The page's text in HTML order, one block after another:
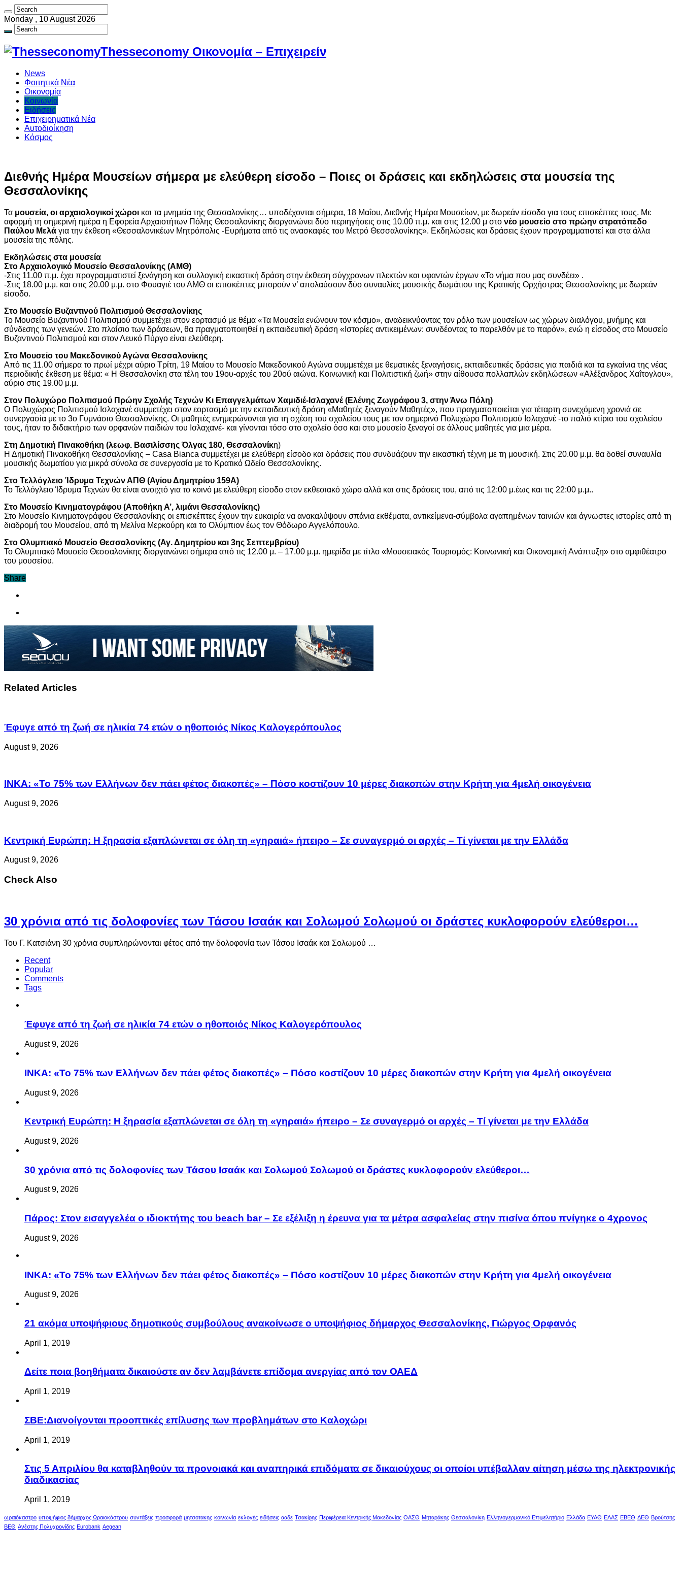
Monday , 10 August 2026
Thesseconomy Οικονομία – Επιχειρείν
News
Φοιτητικά Νέα
Οικονομία
Κοινωνία
Ειδήσεις
Επιχειρηματικά Νέα
Αυτοδιοίκηση
Κόσμος
Διεθνής Ημέρα Μουσείων σήμερα με ελεύθερη είσοδο – Ποιες οι δράσεις και εκδηλώσεις στα μουσεία της
Θεσσαλονίκης
Τα μουσεία, οι αρχαιολογικοί χώροι και τα μνημεία της Θεσσαλονίκης… υποδέχονται σήμερα, 18 Μαΐου, Διεθνής Ημέρα Μουσείων, με δωρεάν είσοδο για τους επισκέπτες τους. Με
αφορμή τη σημερινή ημέρα η Εφορεία Αρχαιοτήτων Πόλης Θεσσαλονίκης διοργανώνει δύο περιηγήσεις στις 10.00 π.μ. και στις 12.00 μ στο νέο μουσείο στο πρώην στρατόπεδο
Παύλου Μελά για την έκθεση «Θεσσαλονικέων Μητρόπολις -Ευρήματα από τις ανασκαφές του Μετρό Θεσσαλονίκης». Εκδηλώσεις και δράσεις έχουν προγραμματιστεί και στα άλλα
μουσεία της πόλης.
Εκδηλώσεις στα μουσεία
Στο Αρχαιολογικό Μουσείο Θεσσαλονίκης (ΑΜΘ)
-Στις 11.00 π.μ. έχει προγραμματιστεί ξενάγηση και συλλογική εικαστική δράση στην έκθεση σύγχρονων πλεκτών και υφαντών έργων «Το νήμα που μας συνδέει» .
-Στις 18.00 μ.μ. και στις 20.00 μ.μ. στο Φουαγιέ του ΑΜΘ οι επισκέπτες μπορούν ν’ απολαύσουν δύο συναυλίες μουσικής δωμάτιου της Κρατικής Ορχήστρας Θεσσαλονίκης με δωρεάν
είσοδο.
Στο Μουσείο Βυζαντινού Πολιτισμού Θεσσαλονίκης
Το Μουσείο Βυζαντινού Πολιτισμού συμμετέχει στον εορτασμό με θέμα «Τα Μουσεία ενώνουν τον κόσμο», αναδεικνύοντας τον ρόλο των μουσείων ως χώρων διαλόγου, μνήμης και
σύνδεσης των γενεών. Στο πλαίσιο των δράσεων, θα πραγματοποιηθεί η εκπαιδευτική δράση «Ιστορίες αντικειμένων: συνδέοντας το παρελθόν με το παρόν», ενώ η είσοδος στο Μουσείο
Βυζαντινού Πολιτισμού και στον Λευκό Πύργο είναι ελεύθερη.
Στο Μουσείο του Μακεδονικού Αγώνα Θεσσαλονίκης
Από τις 11.00 σήμερα το πρωί μέχρι αύριο Τρίτη, 19 Μαίου το Μουσείο Μακεδονικού Αγώνα συμμετέχει με θεματικές ξεναγήσεις, εκπαιδευτικές δράσεις για παιδιά και τα εγκαίνια της νέας
περιοδικής έκθεση με θέμα: « Η Θεσσαλονίκη στα τέλη του 19ου-αρχές του 20ού αιώνα. Κοινωνική και Πολιτιστική ζωή» στην αίθουσα πολλαπλών εκδηλώσεων «Αλέξανδρος Χαΐτογλου»,
αύριο στις 19.00 μ.μ.
Στον Πολυχώρο Πολιτισμού Πρώην Σχολής Τεχνών Κι Επαγγελμάτων Χαμιδιέ-Ισλαχανέ (Ελένης Ζωγράφου 3, στην Άνω Πόλη)
Ο Πολυχώρος Πολιτισμού Ισλαχανέ συμμετέχει στον εορτασμό με την εκπαιδευτική δράση «Μαθητές ξεναγούν Μαθητές», που πραγματοποιείται για τέταρτη συνεχόμενη χρονιά σε
συνεργασία με το 3ο Γυμνάσιο Θεσσαλονίκης. Οι μαθητές ενημερώνονται για τη σχέση του σχολείου τους με τον σημερινό Πολυχώρο Πολιτισμού Ισλαχανέ -το παλιό κτίριο του σχολείου
τους, ήταν το διδακτήριο των ορφανών παιδιών του Ισλαχανέ- και γίνονται τόσο στο σχολείο όσο και στο μουσείο ξεναγοί σε άλλους μαθητές για μια μέρα.
Στη Δημοτική Πινακοθήκη (λεωφ. Βασιλίσσης Όλγας 180, Θεσσαλονίκη)
Η Δημοτική Πινακοθήκη Θεσσαλονίκης – Casa Bianca συμμετέχει με ελεύθερη είσοδο και δράσεις που συνδυάζουν την εικαστική τέχνη με τη μουσική. Στις 20.00 μ.μ. θα δοθεί συναυλία
μουσικής δωματίου για μικρά σύνολα σε συνεργασία με το Κρατικό Ωδείο Θεσσαλονίκης.
Στο Τελλόγλειο Ίδρυμα Τεχνών ΑΠΘ (Αγίου Δημητρίου 159Α)
Το Τελλόγλειο Ίδρυμα Τεχνών θα είναι ανοιχτό για το κοινό με ελεύθερη είσοδο στον εκθεσιακό χώρο αλλά και στις δράσεις του, από τις 12:00 μ.έως και τις 22:00 μ.μ..
Στο Μουσείο Κινηματογράφου (Αποθήκη Α’, λιμάνι Θεσσαλονίκης)
Στο Μουσείο Κινηματογράφου Θεσσαλονίκης οι επισκέπτες έχουν την ευκαιρία να ανακαλύψουν σπάνια εκθέματα, αντικείμενα-σύμβολα αγαπημένων ταινιών και άγνωστες ιστορίες από τη
διαδρομή του Μουσείου, από τη Μελίνα Μερκούρη και το Ολύμπιον έως τον Θόδωρο Αγγελόπουλο.
Στο Ολυμπιακό Μουσείο Θεσσαλονίκης (Αγ. Δημητρίου και 3ης Σεπτεμβρίου)
Το Ολυμπιακό Μουσείο Θεσσαλονίκης διοργανώνει σήμερα από τις 12.00 μ. – 17.00 μ.μ. ημερίδα με τίτλο «Μουσειακός Τουρισμός: Κοινωνική και Οικονομική Ανάπτυξη» στο αμφιθέατρο
του μουσείου.
Share
Related Articles
Έφυγε από τη ζωή σε ηλικία 74 ετών ο ηθοποιός Νίκος Καλογερόπουλος
August 9, 2026
ΙΝΚΑ: «Το 75% των Ελλήνων δεν πάει φέτος διακοπές» – Πόσο κοστίζουν 10 μέρες διακοπών στην Κρήτη για 4μελή οικογένεια
August 9, 2026
Κεντρική Ευρώπη: Η ξηρασία εξαπλώνεται σε όλη τη «γηραιά» ήπειρο – Σε συναγερμό οι αρχές – Τί γίνεται με την Ελλάδα
August 9, 2026
Check Also
30 χρόνια από τις δολοφονίες των Τάσου Ισαάκ και Σολωμού Σολωμού οι δράστες κυκλοφορούν ελεύθεροι…
Του Γ. Κατσιάνη 30 χρόνια συμπληρώνονται φέτος από την δολοφονία των Τάσου Ισαάκ και Σολωμού …
Recent
Popular
Comments
Tags
Έφυγε από τη ζωή σε ηλικία 74 ετών ο ηθοποιός Νίκος Καλογερόπουλος
August 9, 2026
ΙΝΚΑ: «Το 75% των Ελλήνων δεν πάει φέτος διακοπές» – Πόσο κοστίζουν 10 μέρες διακοπών στην Κρήτη για 4μελή οικογένεια
August 9, 2026
Κεντρική Ευρώπη: Η ξηρασία εξαπλώνεται σε όλη τη «γηραιά» ήπειρο – Σε συναγερμό οι αρχές – Τί γίνεται με την Ελλάδα
August 9, 2026
30 χρόνια από τις δολοφονίες των Τάσου Ισαάκ και Σολωμού Σολωμού οι δράστες κυκλοφορούν ελεύθεροι…
August 9, 2026
Πάρος: Στον εισαγγελέα ο ιδιοκτήτης του beach bar – Σε εξέλιξη η έρευνα για τα μέτρα ασφαλείας στην πισίνα όπου πνίγηκε ο 4χρονος
August 9, 2026
ΙΝΚΑ: «Το 75% των Ελλήνων δεν πάει φέτος διακοπές» – Πόσο κοστίζουν 10 μέρες διακοπών στην Κρήτη για 4μελή οικογένεια
August 9, 2026
21 ακόμα υποψήφιους δημοτικούς συμβούλους ανακοίνωσε ο υποψήφιος δήμαρχος Θεσσαλονίκης, Γιώργος Ορφανός
April 1, 2019
Δείτε ποια βοηθήματα δικαιούστε αν δεν λαμβάνετε επίδομα ανεργίας από τον ΟΑΕΔ
April 1, 2019
ΣΒΕ:Διανοίγονται προοπτικές επίλυσης των προβλημάτων στο Καλοχώρι
April 1, 2019
Στις 5 Απριλίου θα καταβληθούν τα προνοιακά και αναπηρικά επιδόματα σε δικαιούχους οι οποίοι υπέβαλλαν αίτηση μέσω της ηλεκτρονικής
διαδικασίας
April 1, 2019
ωραιόκαστρο υποψήφιος δήμαρχος Ωραιοκάστρου συντάξεις προσφορά μητσοτακης κοινωνία εκλογές ειδήσεις ααδε Τσακίρης Περιφέρεια Κεντρικής Μακεδονίας ΟΑΣΘ Μηταράκης Θεσσαλονίκη Ελληνογερμανικό Επιμελητήριο Ελλάδα ΕΥΑΘ ΕΛΑΣ ΕΒΕΘ ΔΕΘ Βρούτσης
ΒΕΘ Ανέστης Πολυχρονίδης Eurobank Aegean